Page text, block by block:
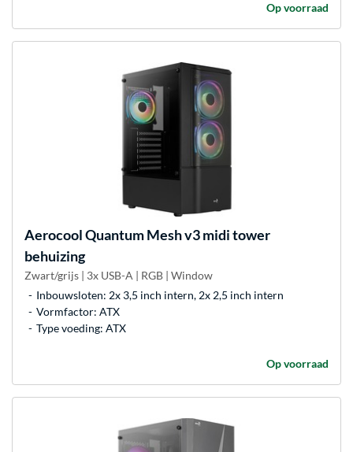
Op voorraad
AerocoolQuantum Mesh v3 midi tower
behuizing
Zwart/grijs | 3x USB-A | RGB | Window
Inbouwsloten: 2x 3,5 inch intern, 2x 2,5 inch intern
Vormfactor: ATX
Type voeding: ATX
Op voorraad